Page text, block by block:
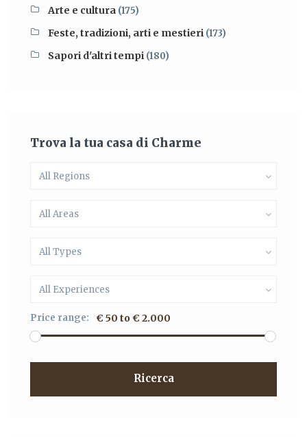
Arte e cultura (175)
Feste, tradizioni, arti e mestieri (173)
Sapori d'altri tempi (180)
Trova la tua casa di Charme
All Regions
All Areas
All Types
All Experiences
Price range: € 50 to € 2.000
Ricerca